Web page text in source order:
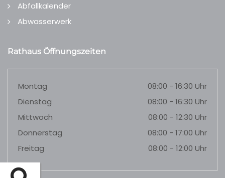
Abfallkalender
Abwasserwerk
Rathaus Öffnungszeiten
Montag
08:00 - 16:30 Uhr
Dienstag
08:00 - 16:30 Uhr
Mittwoch
08:00 - 12:30 Uhr
Donnerstag
08:00 - 17:00 Uhr
Freitag
08:00 - 12:00 Uhr